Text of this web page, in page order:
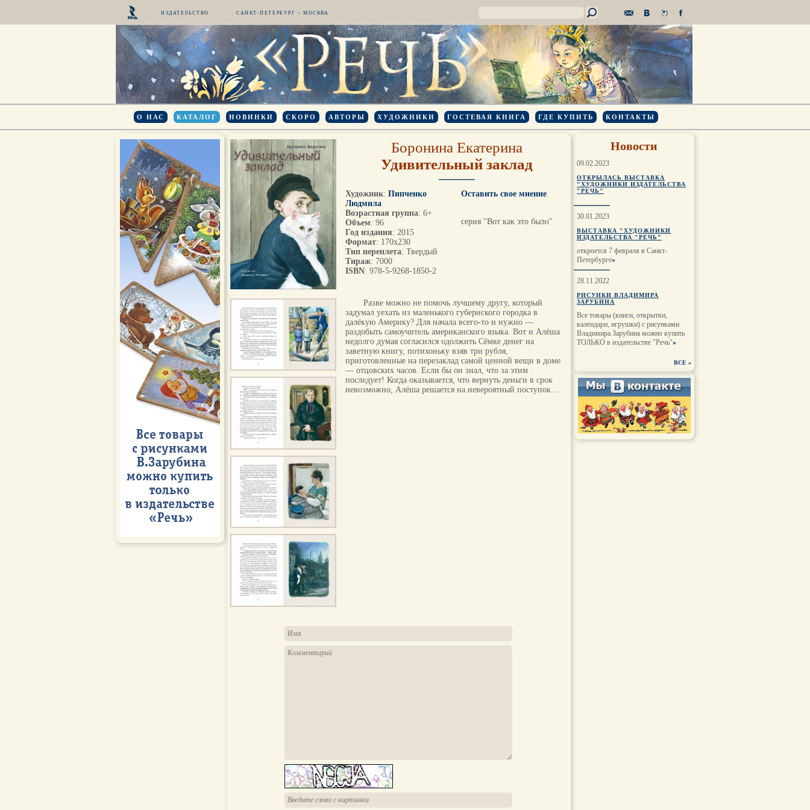
ИЗДАТЕЛЬСТВО САНКТ-ПЕТЕРБУРГ – МОСКВА
О НАС КАТАЛОГ НОВИНКИ СКОРО АВТОРЫ ХУДОЖНИКИ ГОСТЕВАЯ КНИГА ГДЕ КУПИТЬ КОНТАКТЫ
Боронина Екатерина
Удивительный заклад
Художник: Пипченко
Людмила
Возрастная группа: 6+
Объем: 96
Год издания: 2015
Формат: 170х230
Тип переплета: Твердый
Тираж: 7000
ISBN: 978-5-9268-1850-2
Оставить свое мнение
серия "Вот как это было"
Разве можно не помочь лучшему другу, который
задумал уехать из маленького губернского городка в
далёкую Америку? Для начала всего-то и нужно —
раздобыть самоучитель американского языка. Вот и Алёша
недолго думая согласился одолжить Сёмке денег на
заветную книгу, потихоньку взяв три рубля,
приготовленные на перезаклад самой ценной вещи в доме
— отцовских часов. Если бы он знал, что за этим
последует! Когда оказывается, что вернуть деньги в срок
невозможно, Алёша решается на невероятный поступок…
Новости
09.02.2023
ОТКРЫЛАСЬ ВЫСТАВКА
"ХУДОЖНИКИ ИЗДАТЕЛЬСТВА
"РЕЧЬ"
30.01.2023
ВЫСТАВКА "ХУДОЖНИКИ
ИЗДАТЕЛЬСТВА "РЕЧЬ"
откроется 7 февраля в Санкт-
Петербурге»
28.11.2022
РИСУНКИ ВЛАДИМИРА
ЗАРУБИНА
Все товары (книги, открытки,
календари, игрушки) с рисунками
Владимира Зарубина можно купить
ТОЛЬКО в издательстве "Речь"»
ВСЕ »